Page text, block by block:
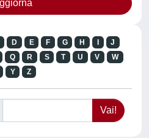
D E F G H
J
Q R S T U V
W
Y Z